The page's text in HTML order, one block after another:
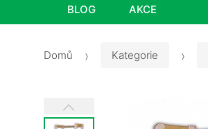
BLOG
AKCE
Domů Kategorie